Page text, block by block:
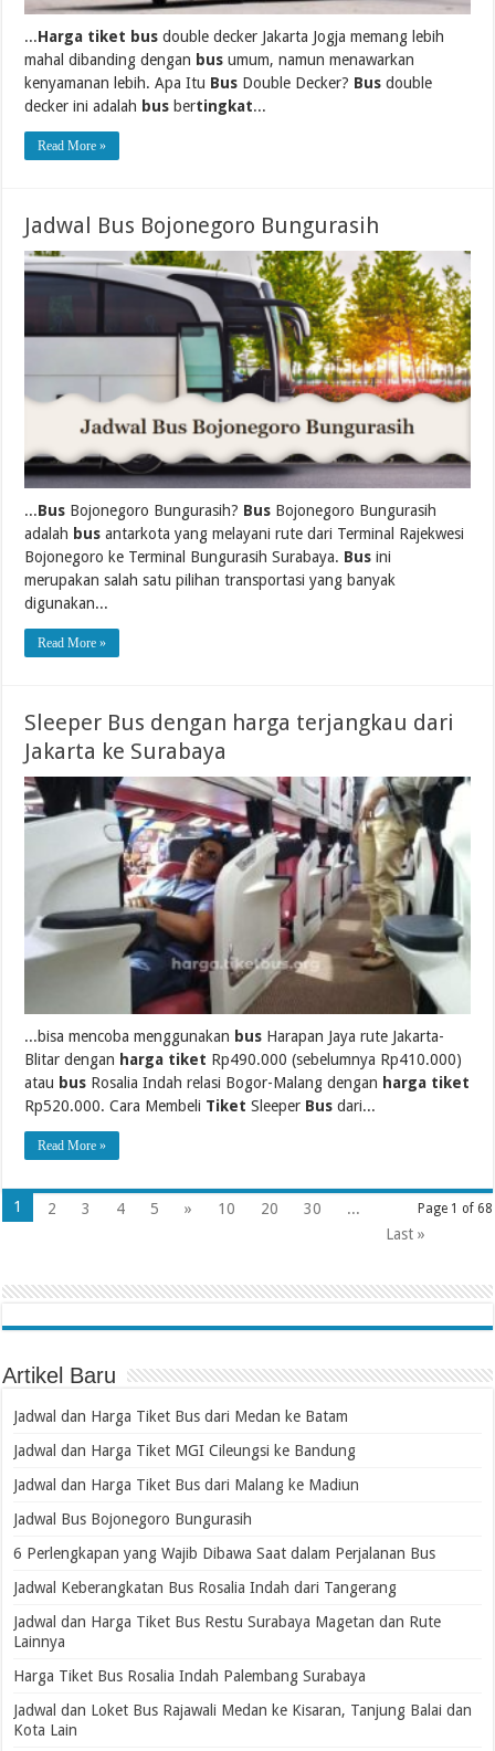
...Harga tiket bus double decker Jakarta Jogja memang lebih
mahal dibanding dengan bus umum, namun menawarkan
kenyamanan lebih. Apa Itu Bus Double Decker? Bus double
decker ini adalah bus bertingkat...
Read More »
Jadwal Bus Bojonegoro Bungurasih
...Bus Bojonegoro Bungurasih? Bus Bojonegoro Bungurasih
adalah bus antarkota yang melayani rute dari Terminal Rajekwesi
Bojonegoro ke Terminal Bungurasih Surabaya. Bus ini
merupakan salah satu pilihan transportasi yang banyak
digunakan...
Read More »
Sleeper Bus dengan harga terjangkau dari
Jakarta ke Surabaya
...bisa mencoba menggunakan bus Harapan Jaya rute Jakarta-
Blitar dengan harga tiket Rp490.000 (sebelumnya Rp410.000)
atau bus Rosalia Indah relasi Bogor-Malang dengan harga tiket
Rp520.000. Cara Membeli Tiket Sleeper Bus dari...
Read More »
Page 1 of 68
1 2 3 4 5 » 10 20 30
...
Last »
Artikel Baru
Jadwal dan Harga Tiket Bus dari Medan ke Batam
Jadwal dan Harga Tiket MGI Cileungsi ke Bandung
Jadwal dan Harga Tiket Bus dari Malang ke Madiun
Jadwal Bus Bojonegoro Bungurasih
6 Perlengkapan yang Wajib Dibawa Saat dalam Perjalanan Bus
Jadwal Keberangkatan Bus Rosalia Indah dari Tangerang
Jadwal dan Harga Tiket Bus Restu Surabaya Magetan dan Rute
Lainnya
Harga Tiket Bus Rosalia Indah Palembang Surabaya
Jadwal dan Loket Bus Rajawali Medan ke Kisaran, Tanjung Balai dan
Kota Lain